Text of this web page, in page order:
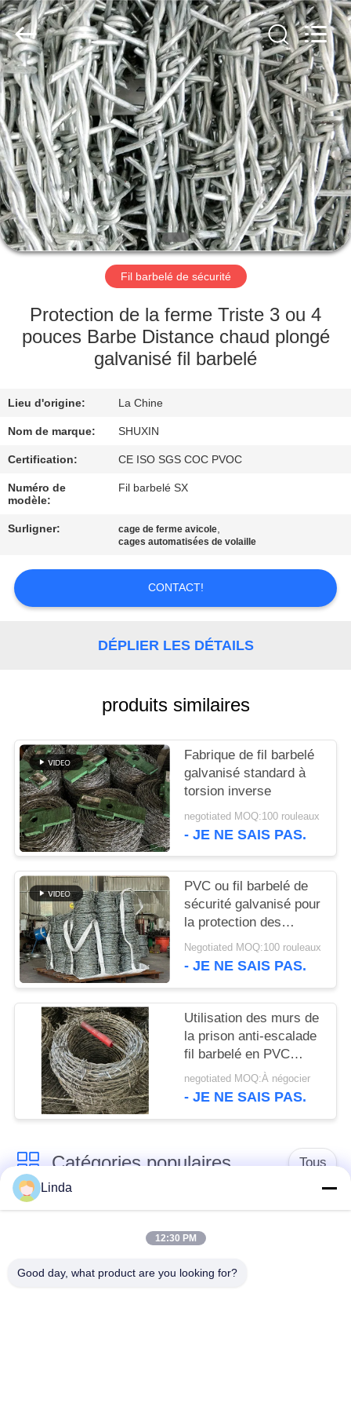
À
LA
MAISON
PRODUITS
À
PROPOS
NOUS
L'USINE
CONTRÔLE
DE
NOUS
CONTACTER
NOUVELLES
UN DEVIS
PLAN
DU
SITE
POLITIQUE
DE
CONFIDENTIALITÉ
KN
Wire
Mesh
Co.,
Ltd..
All
Rights
Reserved.
Fil barbelé de sécurité
Protection de la ferme Triste 3 ou 4
pouces Barbe Distance chaud plongé
galvanisé fil barbelé
Lieu d'origine: La Chine
Nom de marque: SHUXIN
Certification: CE ISO SGS COC PVOC
Numéro de
modèle:
Fil barbelé SX
Surligner: cage de ferme avicole,
cages automatisées de volaille
CONTACT!
DÉPLIER LES DÉTAILS
produits similaires
Fabrique de fil barbelé
galvanisé standard à
torsion inverse
negotiated MOQ:100 rouleaux
- JE NE SAIS PAS.
PVC ou fil barbelé de
sécurité galvanisé pour
la protection des
frontières
Negotiated MOQ:100 rouleaux
- JE NE SAIS PAS.
Utilisation des murs de
la prison anti-escalade
fil barbelé en PVC
enduit en fer unique
negotiated MOQ:À négocier
- JE NE SAIS PAS.
Catégories populaires Tous
Barrière défensive Barrière militaire
de bastion
sable
Linda
12:30 PM
Good day, what product are you looking for?